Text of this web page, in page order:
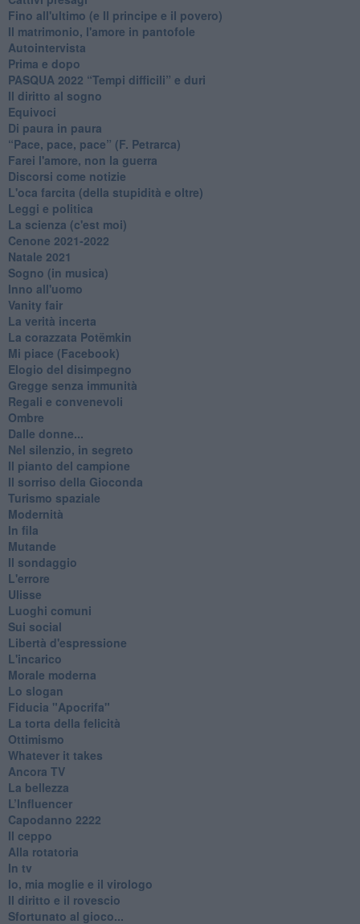
Fino all'ultimo (e Il principe e il povero)
Il matrimonio, l'amore in pantofole
Autointervista
Prima e dopo
​PASQUA 2022 “Tempi difficili” e duri
Il diritto al sogno
Equivoci
Di paura in paura
​“Pace, pace, pace” (F. Petrarca)
Farei l'amore, non la guerra
Discorsi come notizie
L'oca farcita (della stupidità e oltre)
Leggi e politica
La scienza (c'est moi)
Cenone 2021-2022
Natale 2021
Sogno (in musica)
Inno all'uomo
Vanity fair
La verità incerta
La corazzata Potëmkin
Mi piace (Facebook)
Elogio del disimpegno
Gregge senza immunità
Regali e convenevoli
Ombre
Dalle donne...
Nel silenzio, in segreto
Il pianto del campione
Il sorriso della Gioconda
Turismo spaziale
Modernità
In fila
Mutande
Il sondaggio
L'errore
Ulisse
Luoghi comuni
Sui social
Libertà d'espressione
L'incarico
Morale moderna
Lo slogan
Fiducia "Apocrifa"
La torta della felicità
Ottimismo
Whatever it takes
Ancora TV
La bellezza
L’Influencer
​Capodanno 2222
Il ceppo
Alla rotatoria
In tv
Io, mia moglie e il virologo
Il diritto e il rovescio
Sfortunato al gioco...